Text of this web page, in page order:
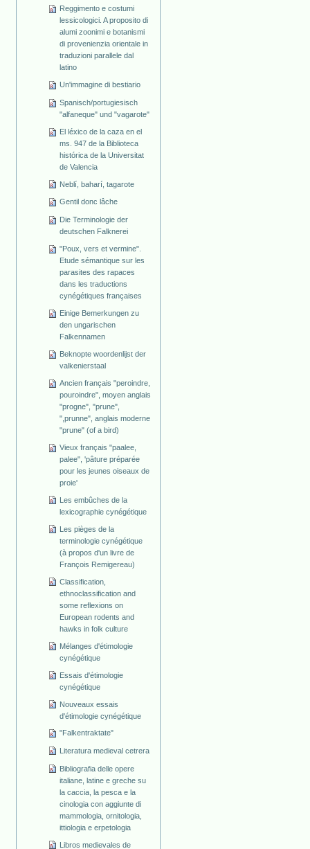
Reggimento e costumi
lessicologici. A proposito di
alumi zoonimi e botanismi
di provenienzia orientale in
traduzioni parallele dal
latino
Un'immagine di bestiario
Spanisch/portugiesisch
"alfaneque" und "vagarote"
El léxico de la caza en el
ms. 947 de la Biblioteca
histórica de la Universitat
de Valencia
Neblí, baharí, tagarote
Gentil donc lâche
Die Terminologie der
deutschen Falknerei
"Poux, vers et vermine".
Etude sémantique sur les
parasites des rapaces
dans les traductions
cynégétiques françaises
Einige Bemerkungen zu
den ungarischen
Falkennamen
Beknopte woordenlijst der
valkenierstaal
Ancien français "peroindre,
pouroindre", moyen anglais
"progne", "prune",
",prunne", anglais moderne
"prune" (of a bird)
Vieux français "paalee,
palee", 'pâture préparée
pour les jeunes oiseaux de
proie'
Les embûches de la
lexicographie cynégétique
Les pièges de la
terminologie cynégétique
(à propos d'un livre de
François Remigereau)
Classification,
ethnoclassification and
some reflexions on
European rodents and
hawks in folk culture
Mélanges d'étimologie
cynégétique
Essais d'étimologie
cynégétique
Nouveaux essais
d'étimologie cynégétique
"Falkentraktate"
Literatura medieval cetrera
Bibliografia delle opere
italiane, latine e greche su
la caccia, la pesca e la
cinologia con aggiunte di
mammologia, ornitologia,
ittiologia e erpetologia
Libros medievales de